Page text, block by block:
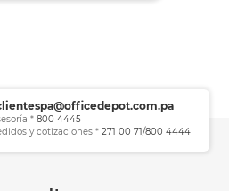
* 800 4445
y cotizaciones * 271 00 71/800 4444